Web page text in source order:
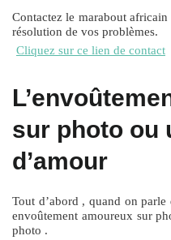
é
o
Contactez le marabout
résolution de vos problèmes.
Cliquez sur ce lien de contact
sur photo ou
d’amour
Tout d’abord , quand on
envoûtement amoureux sur
photo .